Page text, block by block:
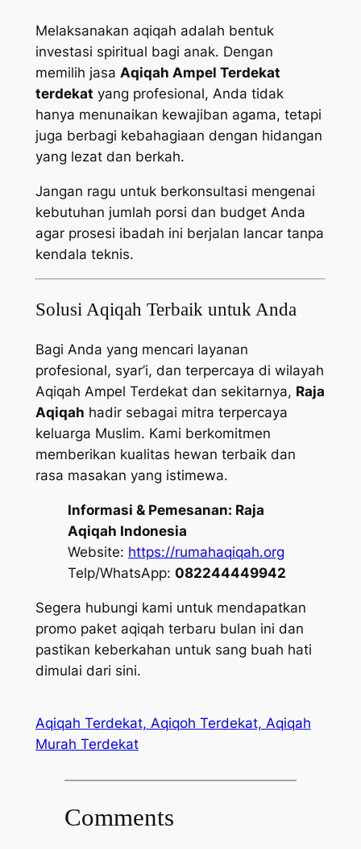
Melaksanakan aqiqah adalah bentuk
investasi spiritual bagi anak. Dengan
memilih jasa Aqiqah Ampel Terdekat
terdekat yang profesional, Anda tidak
hanya menunaikan kewajiban agama, tetapi
juga berbagi kebahagiaan dengan hidangan
yang lezat dan berkah.
Jangan ragu untuk berkonsultasi mengenai
kebutuhan jumlah porsi dan budget Anda
agar prosesi ibadah ini berjalan lancar tanpa
kendala teknis.
Solusi Aqiqah Terbaik untuk Anda
Bagi Anda yang mencari layanan
profesional, syar’i, dan terpercaya di wilayah
Aqiqah Ampel Terdekat dan sekitarnya, Raja
Aqiqah hadir sebagai mitra terpercaya
keluarga Muslim. Kami berkomitmen
memberikan kualitas hewan terbaik dan
rasa masakan yang istimewa.
Informasi & Pemesanan: Raja
Aqiqah Indonesia
Website: https://rumahaqiqah.org
Telp/WhatsApp: 082244449942
Segera hubungi kami untuk mendapatkan
promo paket aqiqah terbaru bulan ini dan
pastikan keberkahan untuk sang buah hati
dimulai dari sini.
Aqiqah Terdekat, Aqiqoh Terdekat, Aqiqah
Murah Terdekat
Comments